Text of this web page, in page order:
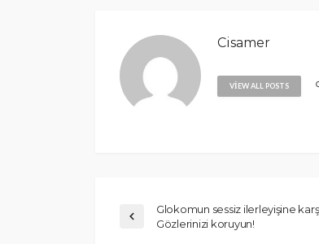
Cisamer
VIEW ALL POSTS
Glokomun sessiz ilerleyişine
Gözlerinizi koruyun!